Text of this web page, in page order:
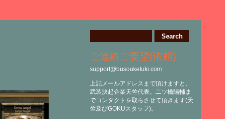
ご連絡ご要望(依頼)
support@busouketuki.com
上記メールアドレスまで頂けますと、
武装決起企業天竺代表。二ツ橋陽輔ま
でコンタクトを取らさせて頂きます(天
竺及びGOKUスタッフ)。